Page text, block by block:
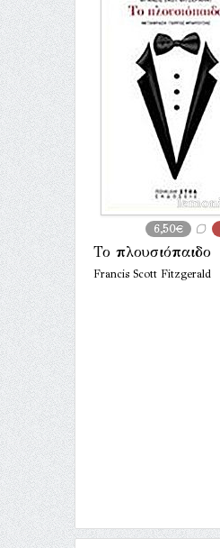
6,50€
Το πλουσιόπαιδο
Francis Scott Fitzgerald